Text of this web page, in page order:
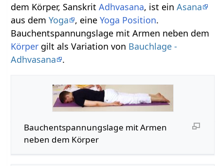
dem Körper, SanskritAdhvasana, ist einAsana
aus demYoga , eineYoga Position.
Bauchentspannungslage mit Armen neben dem
Körper gilt als Variation von Bauchlage -
Adhvasana
.
Bauchentspannungslage mit Armen
neben dem Körper